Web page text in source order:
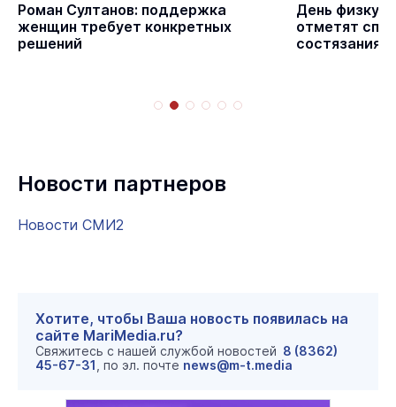
Роман Султанов: поддержка
женщин требует конкретных
решений
День
отметят
Новости партнеров
Новости СМИ2
Хотите, чтобы Ваша новость появилась на
сайте MariMedia.ru?
Свяжитесь с нашей службой новостей 8 (8362)
45-67-31 , по эл. почте news@m-t.media